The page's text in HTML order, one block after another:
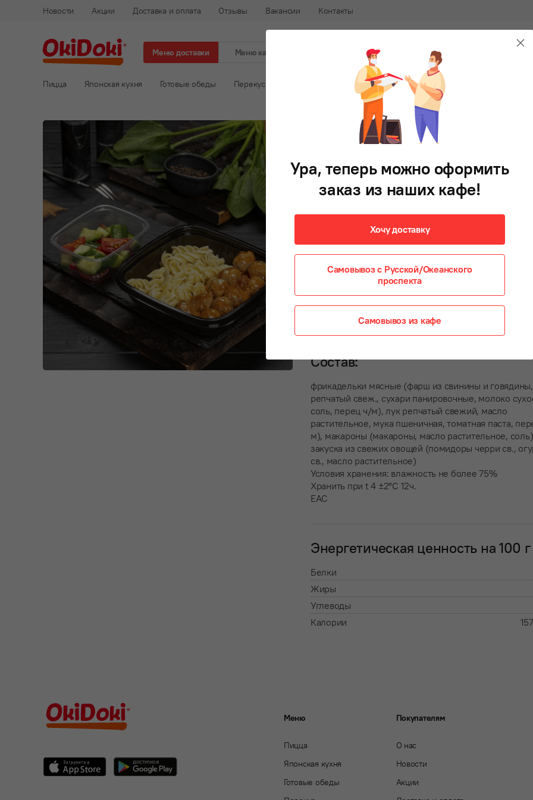
Новости Акции Доставка и оплата Отзывы Вакансии Контакты
Меню доставки Меню кафе 240-88-88
Доставка еды во Владивостоке
В
Пицца Японская кухня Готовые обеды Перекус Первые блюда Гарнир Фри
Фрикадельки мясные
из свежих овощей
Доступно для заказа: 17 авг – 23 авг
На Русской,Доставка Океанский пр-т
350 ₽
Состав:
фрикадельки мясные (фарш из свинины и
репчатый свеж., сухари панировочные, молоко
соль, перец ч/м), лук репчатый свежий, масло
растительное, мука пшеничная, томатная паста,
м), макароны (макароны, масло растительное, соль)
закуска из свежих овощей (помидоры черри св.,
св., масло растительное)
Условия хранения: влажность не более 75%
Хранить при t 4 ±2°С 12ч.
EAC
Энергетическая ценность на 100 г
Белки
Жиры
Углеводы
Калории
Меню
Пицца
Японская кухня
Готовые обеды
Покупателям
О нас
Новости
Акции
Ура, теперь можно оформить
заказ из наших кафе!
Хочу доставку
Самовывоз с Русской/Океанского
проспекта
Самовывоз из кафе